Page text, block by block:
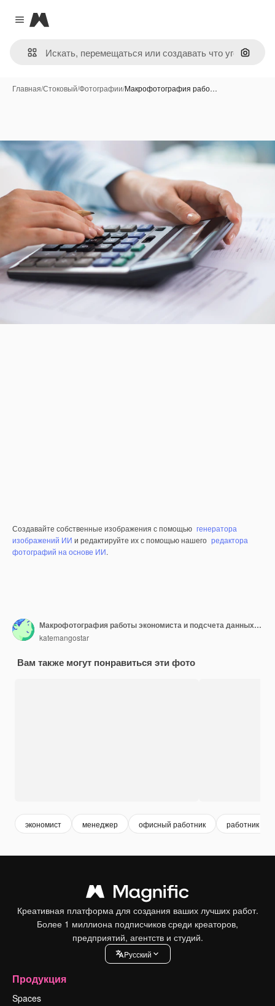
Close menu
Magnific
Поиск
Главная/Стоковый/Фотографии/Макрофотография рабо…
Создавайте собственные изображения с помощью генератора
изображений ИИ и редактируйте их с помощью нашего редактора
фотографий на основе ИИ.
Макрофотография работы экономиста и подсчета данных по калькулятору
katemangostar
Вам также могут понравиться эти фото
экономист менеджер офисный работник работник
Креативная платформа для создания ваших лучших работ.
Более 1 миллиона подписчиков среди креаторов,
предприятий, агентств и студий.
Pусский
Продукция
Spaces